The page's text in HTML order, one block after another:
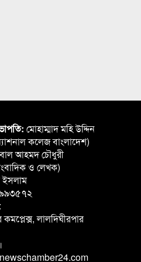
মোহাম্মাদ মহি উদ্দিন
কলেজ বাংলাদেশ)
আহমদ চৌধুরী
ও লেখক)
লালদিঘীরপার